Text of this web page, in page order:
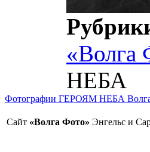
«Волга
НЕБА
Фотографии ГЕРОЯМ НЕБА Волга
Сайт «Волга Фото» Энгельс и